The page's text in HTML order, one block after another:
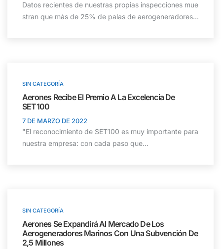
Datos recientes de nuestras propias inspecciones mue
stran que más de 25% de palas de aerogeneradores...
SIN CATEGORÍA
Aerones Recibe El Premio A La Excelencia De
SET100
7 DE MARZO DE 2022
"El reconocimiento de SET100 es muy importante para
nuestra empresa: con cada paso que...
SIN CATEGORÍA
Aerones Se Expandirá Al Mercado De Los
Aerogeneradores Marinos Con Una Subvención De
2,5 Millones